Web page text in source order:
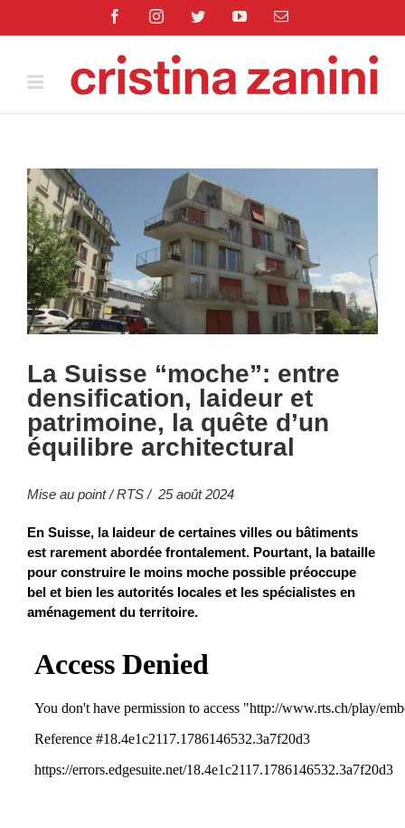
FacebookInstagramTwitterYouTubeEmail
Ingrandisci
immagine
La Suisse “moche”: entre
densification, laideur et
patrimoine, la quête d’un
équilibre architectural
Mise au point / RTS / 25 août 2024
En Suisse, la laideur de certaines villes ou bâtiments
est rarement abordée frontalement. Pourtant, la bataille
pour construire le moins moche possible préoccupe
bel et bien les autorités locales et les spécialistes en
aménagement du territoire.